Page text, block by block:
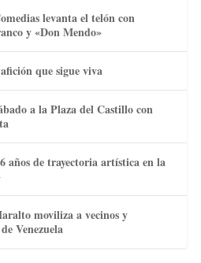
levanta el telón con
y «Don Mendo»
que sigue viva
a la Plaza del Castillo con
años de trayectoria artística en la
moviliza a vecinos y
Venezuela